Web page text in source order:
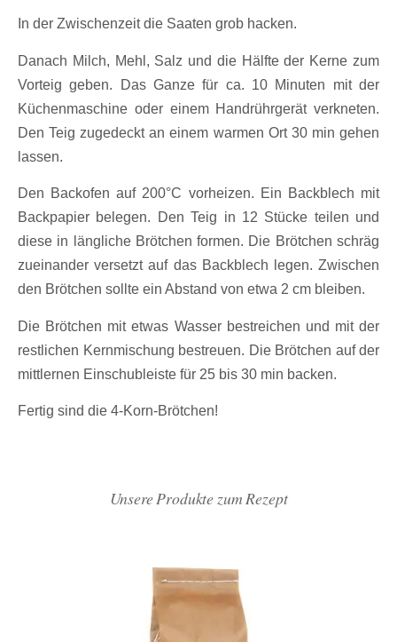
In der Zwischenzeit die Saaten grob hacken.
Danach Milch, Mehl, Salz und die Hälfte der Kerne zum
Vorteig geben. Das Ganze für ca. 10 Minuten mit der
Küchenmaschine oder einem Handrührgerät verkneten.
Den Teig zugedeckt an einem warmen Ort 30 min gehen
lassen.
Den Backofen auf 200°C vorheizen. Ein Backblech mit
Backpapier belegen. Den Teig in 12 Stücke teilen und
diese in längliche Brötchen formen. Die Brötchen schräg
zueinander versetzt auf das Backblech legen. Zwischen
den Brötchen sollte ein Abstand von etwa 2 cm bleiben.
Die Brötchen mit etwas Wasser bestreichen und mit der
restlichen Kernmischung bestreuen. Die Brötchen auf der
mittlernen Einschubleiste für 25 bis 30 min backen.
Fertig sind die 4-Korn-Brötchen!
Unsere Produkte zum Rezept